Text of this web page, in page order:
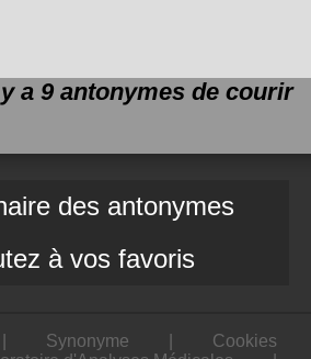
a 9 antonymes de courir
des antonymes
à vos favoris
Synonyme
Cookies